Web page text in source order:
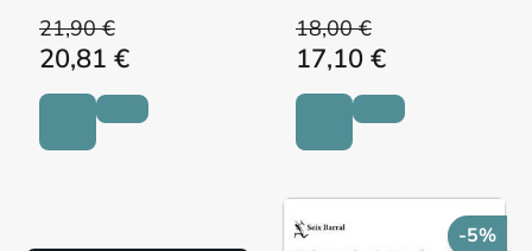
21,90 €
20,81 €
18,00 €
17,10 €
-5%